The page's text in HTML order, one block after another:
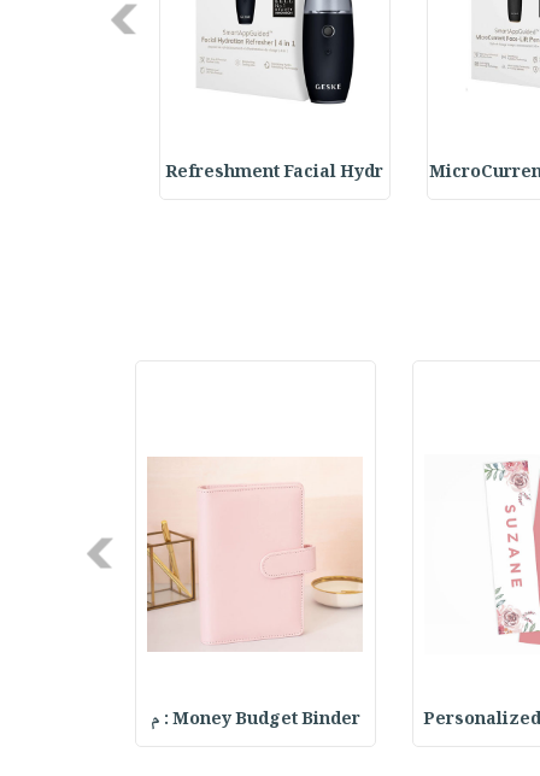
Refreshment Facial Hydr
Next
Money Budget Binder : م
Next